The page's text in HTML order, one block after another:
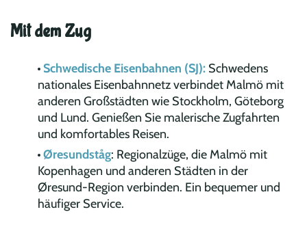
Mit dem Zug
Schwedische Eisenbahnen (SJ): Schwedens
nationales Eisenbahnnetz verbindet Malmö mit
anderen Großstädten wie Stockholm, Göteborg
und Lund. Genießen Sie malerische Zugfahrten
und komfortables Reisen.
Øresundståg: Regionalzüge, die Malmö mit
Kopenhagen und anderen Städten in der
Øresund-Region verbinden. Ein bequemer und
häufiger Service.